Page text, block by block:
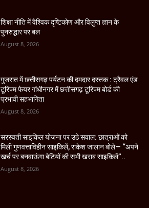
शिक्षा नीति में वैश्विक दृष्टिकोण और विलुप्त ज्ञान के
पुनरुद्धार पर बल
August 8, 2026
गुजरात में छत्तीसगढ़ पर्यटन की दमदार दस्तक : ट्रैवल एंड
टूरिज्म फेयर गांधीनगर में छत्तीसगढ़ टूरिज्म बोर्ड की
प्रभावी सहभागिता
August 8, 2026
सरस्वती साइकिल योजना पर उठे सवाल: छात्राओं को
मिलीं गुणवत्ताविहीन साइकिलें, राकेश जालान बोले— “अपने
खर्च पर बनवाऊंगा बेटियों की सभी खराब साइकिलें”..
August 8, 2026